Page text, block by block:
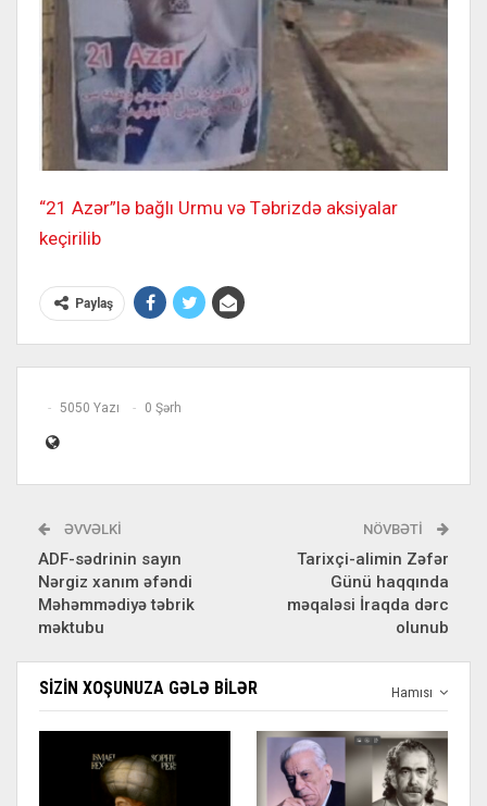
“21 Azər”lə bağlı Urmu və Təbrizdə aksiyalar
keçirilib
Paylaş
5050 Yazı 0 Şərh
ƏVVƏLKI
ADF-sədrinin sayın
Nərgiz xanım əfəndi
Məhəmmədiyə təbrik
məktubu
NÖVBƏTI
Tarixçi-alimin Zəfər
Günü haqqında
məqaləsi İraqda dərc
olunub
Hamısı
SIZIN XOŞUNUZA GƏLƏ BILƏR